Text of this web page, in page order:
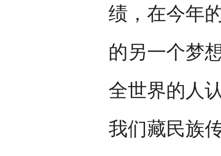
绩，在今年
的另一个梦
全世界的人
我们藏民族